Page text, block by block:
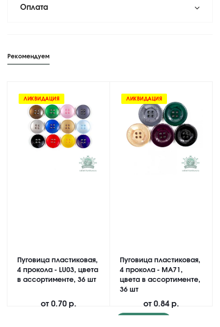
Оплата
Рекомендуем
ЛИКВИДАЦИЯ
Пуговица пластиковая,
4 прокола - LU03, цвета
в ассортименте, 36 шт
от 0.70 р.
ЛИКВИДАЦИЯ
Пуговица пластиковая,
4 прокола - MA71,
цвета в ассортименте,
36 шт
от 0.84 р.